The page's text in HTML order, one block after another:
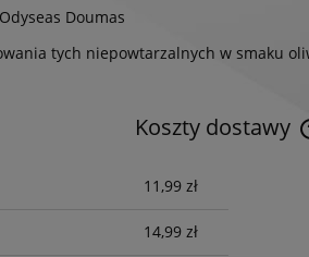
Doumas
tych niepowtarzalnych w smaku
Koszty dostawy
11,99 zł
14,99 zł